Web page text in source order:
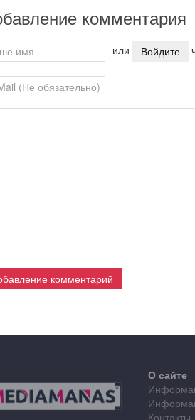
комментария
или Войдите
комментарий
О сайте